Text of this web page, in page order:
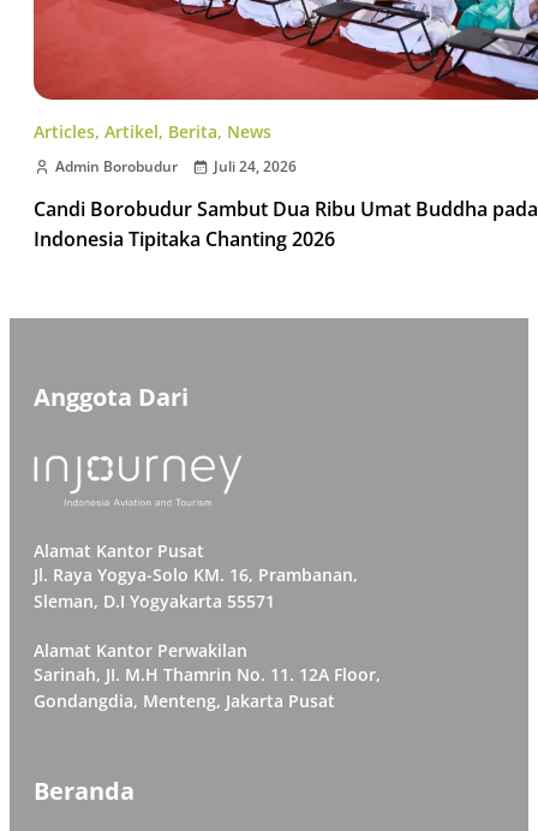
Articles, Artikel, Berita, News
Admin Borobudur Juli 24, 2026
Candi Borobudur Sambut Dua Ribu Umat Buddha pada
Indonesia Tipitaka Chanting 2026
Anggota Dari
Alamat Kantor Pusat
Jl. Raya Yogya-Solo KM. 16, Prambanan,
Sleman, D.I Yogyakarta 55571
Alamat Kantor Perwakilan
Sarinah, JI. M.H Thamrin No. 11. 12A Floor,
Gondangdia, Menteng, Jakarta Pusat
Beranda